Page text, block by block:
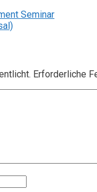
Seminar
Erforderliche